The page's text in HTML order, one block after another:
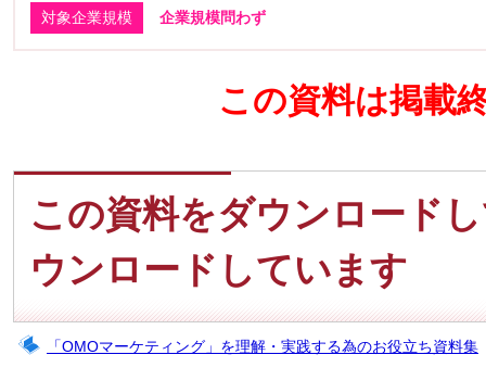
対象企業規模 企業規模問わず
この資料は掲載
この資料をダウンロード
ウンロードしています
「OMOマーケティング」を理解・実践する為のお役立ち資料集